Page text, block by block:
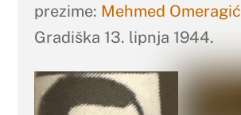
prezime: Mehmed Omeragić
Gradiška 13. lipnja 1944.